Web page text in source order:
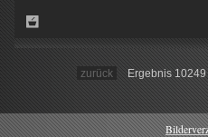
zurück Ergebnis